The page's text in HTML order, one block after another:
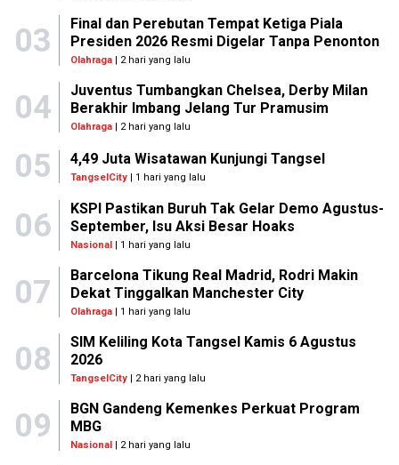
03
Final dan Perebutan Tempat Ketiga Piala
Presiden 2026 Resmi Digelar Tanpa Penonton
Olahraga| 2 hari yang lalu
04
Juventus Tumbangkan Chelsea, Derby Milan
Berakhir Imbang Jelang Tur Pramusim
Olahraga| 2 hari yang lalu
05 4,49 Juta Wisatawan Kunjungi Tangsel
TangselCity | 1 hari yang lalu
06
KSPI Pastikan Buruh Tak Gelar Demo Agustus-
September, Isu Aksi Besar Hoaks
Nasional| 1 hari yang lalu
07
Barcelona Tikung Real Madrid, Rodri Makin
Dekat Tinggalkan Manchester City
Olahraga| 1 hari yang lalu
08
SIM Keliling Kota Tangsel Kamis 6 Agustus
2026
TangselCity| 2 hari yang lalu
09
BGN Gandeng Kemenkes Perkuat Program
MBG
Nasional| 2 hari yang lalu